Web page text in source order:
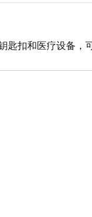
扣和医疗设备，